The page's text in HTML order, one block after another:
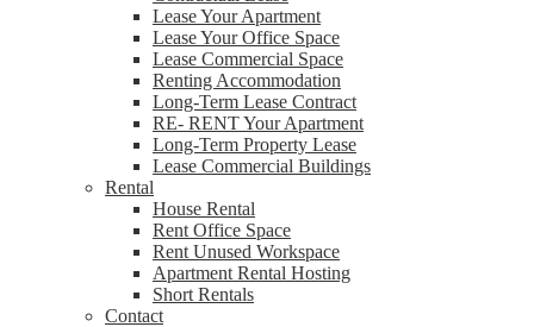
Lease Your Apartment
Lease Your Office Space
Lease Commercial Space
Renting Accommodation
Long-Term Lease Contract
RE- RENT Your Apartment
Long-Term Property Lease
Lease Commercial Buildings
Rental
House Rental
Rent Office Space
Rent Unused Workspace
Apartment Rental Hosting
Short Rentals
Contact